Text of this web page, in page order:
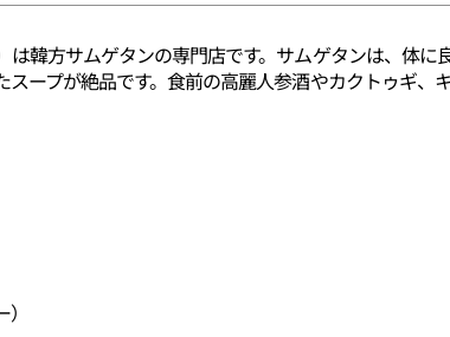
韓方サムゲタンの専門店です。サムゲタンは、体
ープが絶品です。食前の高麗人参酒やカクトゥギ、